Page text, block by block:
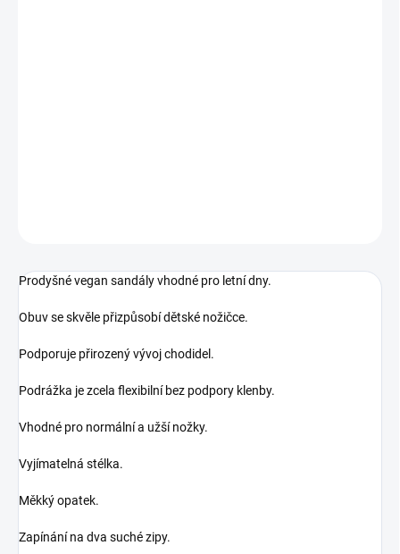
Prodyšné vegan sandály vhodné pro letní dny.
Obuv se skvěle přizpůsobí dětské nožičce.
Podporuje přirozený vývoj chodidel.
Podrážka je zcela flexibilní bez podpory klenby.
Vhodné pro normální a užší nožky.
Vyjímatelná stélka.
Měkký opatek.
Zapínání na dva suché zipy.